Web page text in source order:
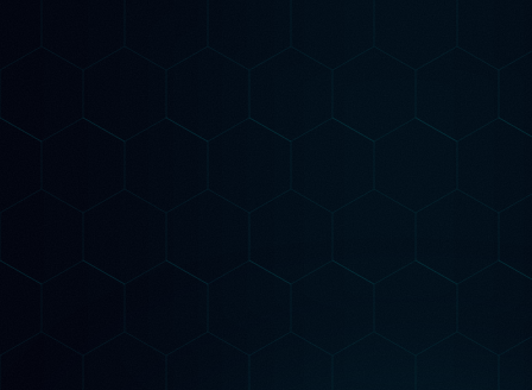
avanzati per identificare ogni opportunità di